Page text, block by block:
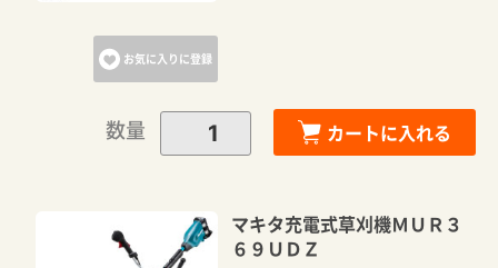
お気に入りに登録
数量 カートに入れる
マキタ充電式草刈機ＭＵＲ３
６９ＵＤＺ